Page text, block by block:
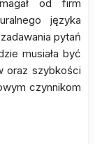
od firm
języka
pytań
musiała być
oraz szybkości
czynnikom